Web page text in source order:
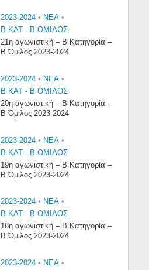
2023-2024 • NEA •
Β ΚΑΤ - Β ΟΜΙΛΟΣ
21η αγωνιστική – Β Κατηγορία –
Β Όμιλος 2023-2024
2023-2024 • NEA •
Β ΚΑΤ - Β ΟΜΙΛΟΣ
20η αγωνιστική – Β Κατηγορία –
Β Όμιλος 2023-2024
2023-2024 • NEA •
Β ΚΑΤ - Β ΟΜΙΛΟΣ
19η αγωνιστική – Β Κατηγορία –
Β Όμιλος 2023-2024
2023-2024 • NEA •
Β ΚΑΤ - Β ΟΜΙΛΟΣ
18η αγωνιστική – Β Κατηγορία –
Β Όμιλος 2023-2024
2023-2024 • NEA •